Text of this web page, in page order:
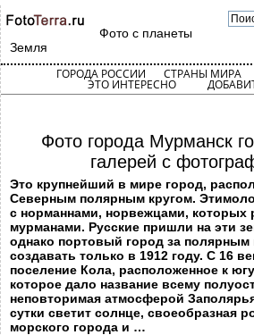
Фото с планеты
Земля
ГОРОДА РОССИИ СТРАНЫ МИРА
ЭТО ИНТЕРЕСНО
Фото города Мурманск
галерей с
Это крупнейший в мире город,
Северным полярным кругом.
с норманнами, норвежцами, которых
мурманами. Русские пришли на эти
однако портовый город за полярным
создавать только в 1912 году. С 16
поселение Кола, расположенное к
которое дало название всему
неповторимая атмосферой
сутки светит солнце, своеобразная
морского города и …